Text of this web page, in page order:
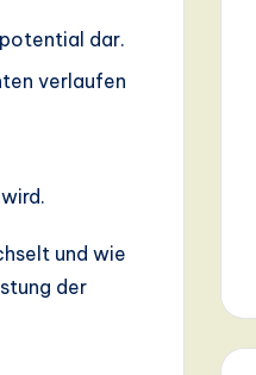
dar.
verlaufen
und wie
der